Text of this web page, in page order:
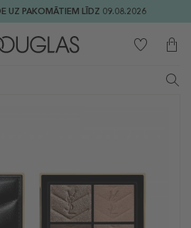
UZ PAKOMĀTIEM LĪDZ 09.08.2026